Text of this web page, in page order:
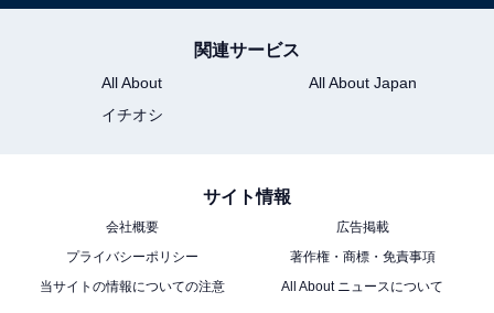
Anker「Nano Charger」
関連サービス
All About
All About Japan
イチオシ
サイト情報
会社概要
広告掲載
プライバシーポリシー
著作権・商標・免責事項
当サイトの情報についての注意
All About ニュースについて